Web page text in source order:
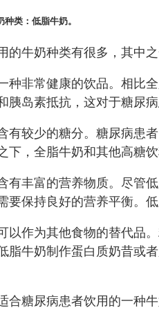
类：低脂牛奶。
的牛奶种类有很多，其中
种非常健康的饮品。相比
胰岛素抵抗，这对于糖尿
有较少的糖分。糖尿病患
下，全脂牛奶和其他高糖
有丰富的营养物质。尽管
要保持良好的营养平衡。
以作为其他食物的替代品
脂牛奶制作蛋白质奶昔或
合糖尿病患者饮用的一种